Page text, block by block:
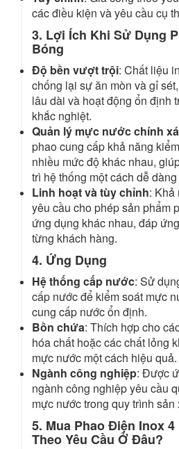
các điều kiện và yêu cầu cụ
3. Lợi Ích Khi Sử Dụng
Bóng
Độ bền vượt trội: Chất liệu
chống lại sự ăn mòn và gỉ
lâu dài và hoạt động ổn định
khắc nghiệt.
Quản lý mực nước chính
phao cung cấp khả năng
nhiều mức độ khác nhau,
trì hệ thống một cách dễ
Linh hoạt và tùy chỉnh: Khả
yêu cầu cho phép sản phẩm
ứng dụng khác nhau, đáp
từng khách hàng.
4. Ứng Dụng
Hệ thống cấp nước: Sử
cấp nước để kiểm soát mực
cung cấp nước ổn định.
Bồn chứa: Thích hợp cho
hóa chất hoặc các chất lỏng
mực nước một cách hiệu quả.
Ngành công nghiệp: Được
ngành công nghiệp yêu cầu
mực nước trong quy trình sản
5. Mua Phao Điện Inox
Theo Yêu Cầu Ở Đâu?